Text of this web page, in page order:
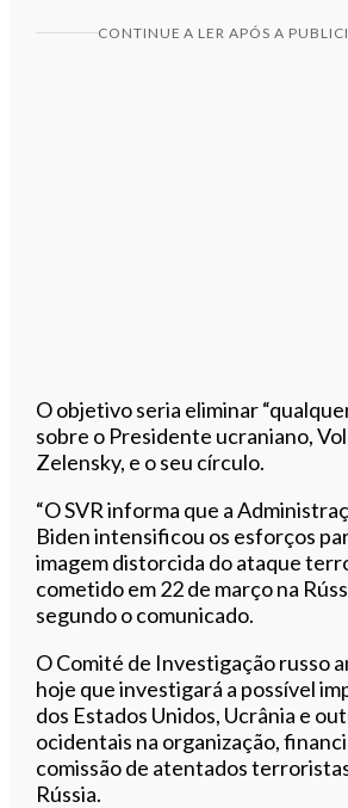
CONTINUE A LER APÓS A
O objetivo seria eliminar
sobre o Presidente ucraniano,
Zelensky, e o seu círculo.
“O SVR informa que a
Biden intensificou os esforços
imagem distorcida do ataque
cometido em 22 de março na
segundo o comunicado.
O Comité de Investigação russo
hoje que investigará a possível
dos Estados Unidos, Ucrânia e
ocidentais na organização,
comissão de atentados
Rússia.